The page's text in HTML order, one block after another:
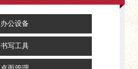
办公设备
书写工具